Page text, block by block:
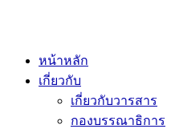
หน้าหลัก
เกี่ยวกับ
เกี่ยวกับวารสาร
กองบรรณาธิการ